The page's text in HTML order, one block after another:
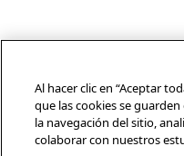
Al hacer clic en “Aceptar
que las cookies se
la navegación del sitio,
colaborar con nuestros